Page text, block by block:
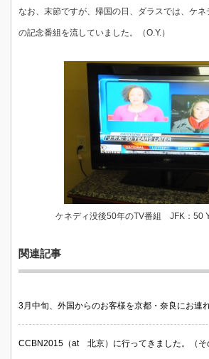
なお、末節ですが、帰国の日、ダラスでは、ケ
の記念番組を流していました。（O.Y.）
ケネディ没後50年のTV番組 JFK：50
関連記事
3月中旬、外国からのお客様を京都・奈良にお連
CCBN2015（at 北京）に行ってきました。（そ